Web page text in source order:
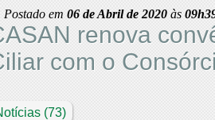
Postado em 06 de Abril de 2020 às
renova
com o
(73)